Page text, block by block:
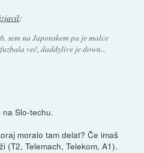
:
sem na Japonskem pa je malce
več, daddylive je down...
Slo-techu.
moralo tam delat? Če imaš
(T2, Telemach, Telekom, A1).